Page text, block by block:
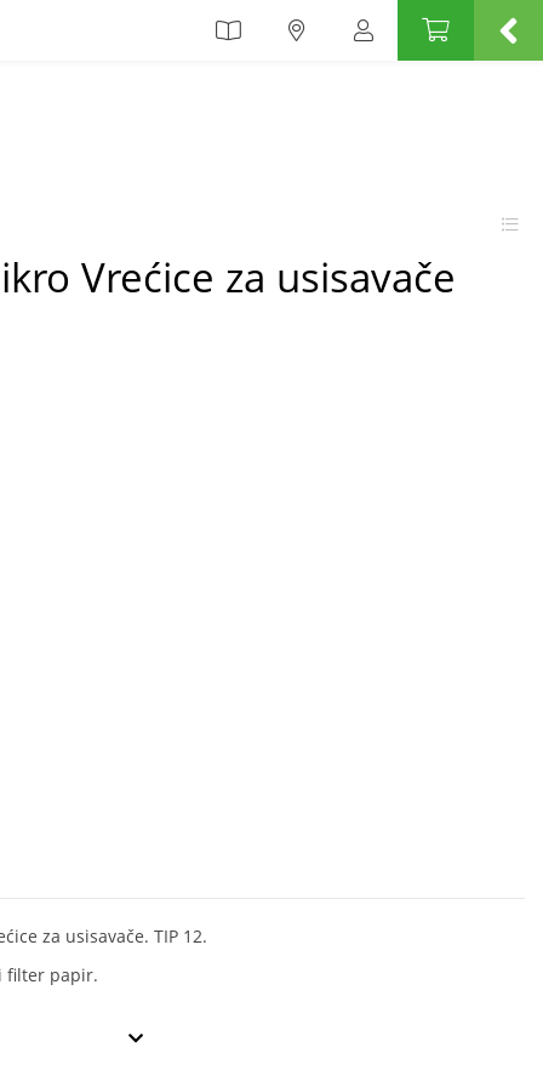
Vrećice za usisavače
za usisavače. TIP 12.
filter papir.